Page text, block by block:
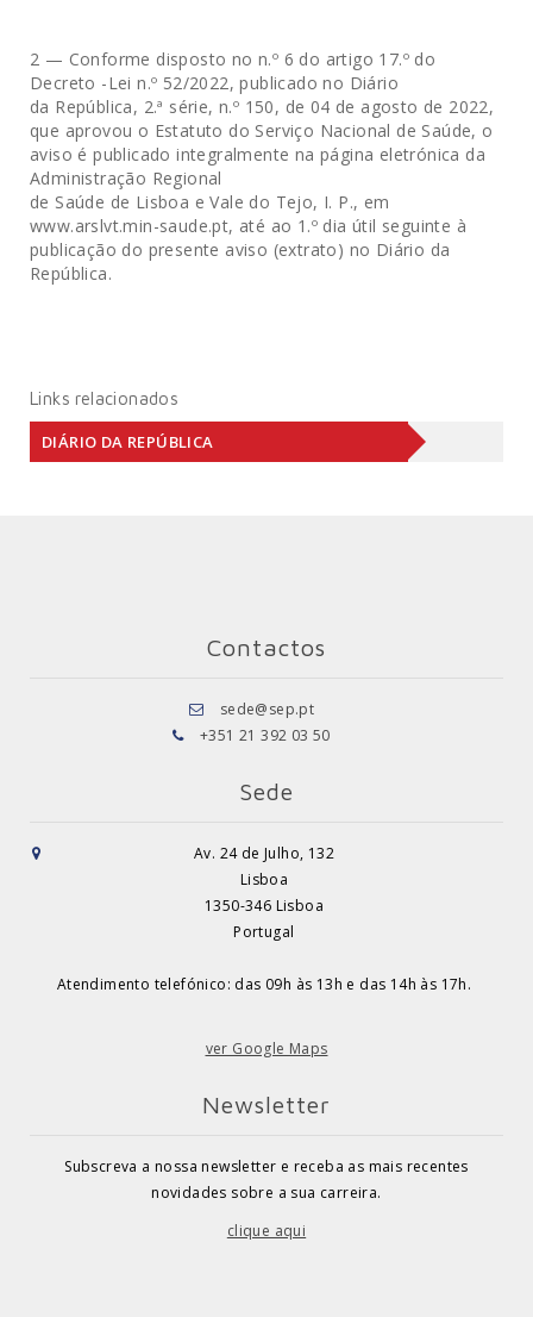
2 — Conforme disposto no n.º 6 do artigo 17.º do
Decreto -Lei n.º 52/2022, publicado no Diário
da República, 2.ª série, n.º 150, de 04 de agosto de 2022,
que aprovou o Estatuto do Serviço Nacional de Saúde, o
aviso é publicado integralmente na página eletrónica da
Administração Regional
de Saúde de Lisboa e Vale do Tejo, I. P., em
www.arslvt.min-saude.pt, até ao 1.º dia útil seguinte à
publicação do presente aviso (extrato) no Diário da
República.
Links relacionados
DIÁRIO DA REPÚBLICA
Contactos
sede@sep.pt
+351 21 392 03 50
Sede
Av. 24 de Julho, 132
Lisboa
1350-346 Lisboa
Portugal
Atendimento telefónico: das 09h às 13h e das 14h às 17h.
ver Google Maps
Newsletter
Subscreva a nossa newsletter e receba as mais recentes
novidades sobre a sua carreira.
clique aqui